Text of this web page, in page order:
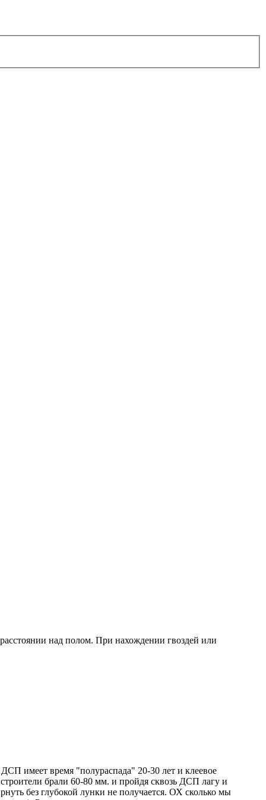
над полом. При нахождении гвоздей или
имеет время "полураспада" 20-30 лет и клеевое
брали 60-80 мм. и пройдя сквозь ДСП лагу и
без глубокой лунки не получается. ОХ сколько мы